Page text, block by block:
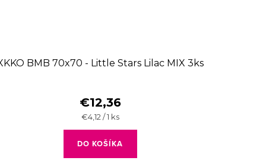
BMB 70x70 - Little Stars Lilac MIX 3ks
€12,36
Jednotková
cena:
€4,12 / 1 ks
DO KOŠÍKA